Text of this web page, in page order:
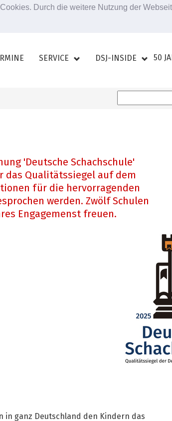
Durch die weitere Nutzung der
SERVICE DSJ-INSIDE 50
'Deutsche Schachschule'
das Qualitätssiegel auf dem
für die hervorragenden
werden. Zwölf Schulen
Engagemenst freuen.
in ganz Deutschland den Kindern das